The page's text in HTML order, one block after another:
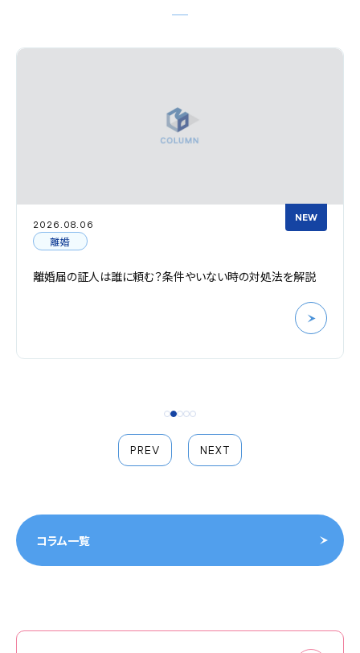
2026.08.06
NEW
離婚
離婚届の証人は誰に頼む？条件やいない時の対処法を解説
PREV NEXT
コラム一覧